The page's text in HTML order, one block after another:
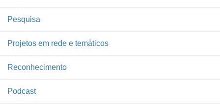
Pesquisa
Projetos em rede e temáticos
Reconhecimento
Podcast